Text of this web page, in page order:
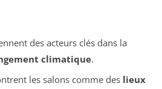
des acteurs clés dans la
climatique.
les salons comme des lieux